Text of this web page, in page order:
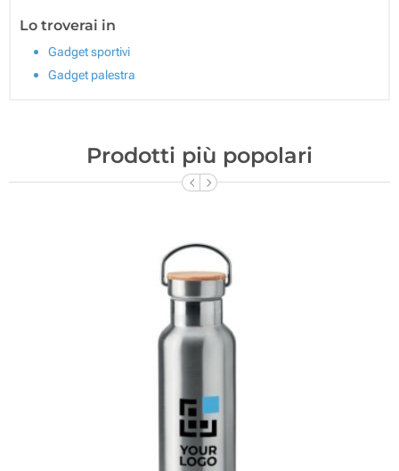
Lo troverai in
Gadget sportivi
Gadget palestra
Prodotti più popolari